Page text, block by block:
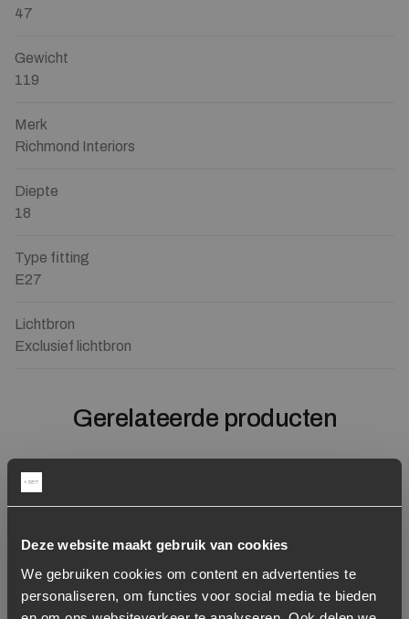
Deze website maakt gebruik van cookies
We gebruiken cookies om content en advertenties te
personaliseren, om functies voor social media te bieden
47
Gewicht
119
Merk
Richmond Interiors
Diepte
18
Type fitting
E27
Lichtbron
Exclusief lichtbron
Gerelateerde producten